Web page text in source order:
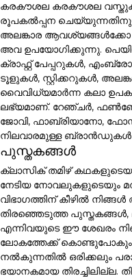
കരകൗശല കരകൗശല
രൂപകൽപ്പന
അലങ്കാര ആവശ്യങ്ങൾക്കോ
അവ ഉപയോഗിക്കുന്നു.
ക്രാഫ്റ്റ് പേപ്പറുകൾ,
ടൂളുകൾ, സ്റ്റിക്കറുകൾ,
വൈവിധ്യമാർന്ന കലാ
ലഭ്യമാണ്. റേഞ്ചർ,
ജോവി, ഫാബ്രിയാനോ,
നിലവാരമുള്ള
പുസ്തകങ്ങൾ
ക്ലാസിക് തമിഴ്
നേടിയ നോവലുകളുടെയും
വിഭാഗത്തിന് കീഴിൽ
തിരഞ്ഞെടുത്ത പുസ്തകങ്ങൾ,
എന്നിവയുടെ ഈ ശേഖരം
ലോകത്തേക്ക്
നൽകുന്നതിൽ ഒരിക്കലും
ഭയാനകമായ തിരച്ചിലില്ല.